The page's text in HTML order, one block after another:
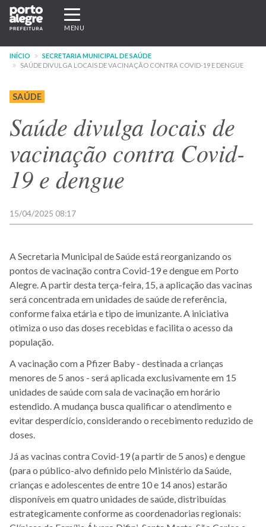
Pular
para
conteúdo
principal
Expandir/recolher
navegação
MENU
INÍCIO
SECRETARIA MUNICIPAL DE SAÚDE
SAÚDE DIVULGA LOCAIS DE VACINAÇÃO CONTRA COVID-19 E DENGUE
SAÚDE
Saúde divulga locais de
vacinação contra Covid-
19 e dengue
15/04/2025 08:17
A Secretaria Municipal de Saúde está reorganizando os
pontos de vacinação contra Covid-19 e dengue em Porto
Alegre. A partir desta terça-feira, 15, a aplicação das vacinas
será concentrada em unidades de saúde de referência,
conforme faixa etária e tipo de imunizante. A iniciativa
otimiza o uso das doses recebidas e facilita o acesso da
população.
A vacinação com a Pfizer Baby - destinada a crianças
menores de 5 anos - será aplicada exclusivamente em 15
unidades de saúde com sala de vacinação em horário
estendido. A mudança busca qualificar o atendimento e
evitar desperdício, considerando o recebimento reduzido de
doses.
Já as vacinas contra Covid-19 (a partir de 5 anos) e dengue
(para o público-alvo definido pelo Ministério da Saúde,
crianças e adolescentes de entre 10 e 14 anos) estarão
disponíveis em quatro unidades de saúde, distribuídas
estrategicamente conforme as coordenadorias regionais: